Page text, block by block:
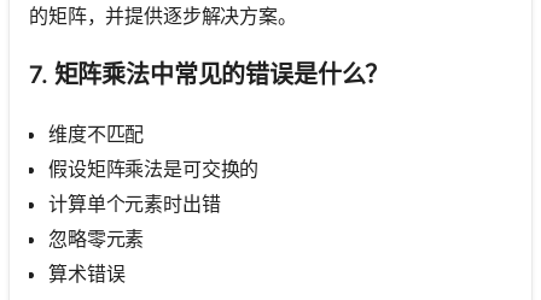
的矩阵，并提供逐步解决方案。
7. 矩阵乘法中常见的错误是什么？
维度不匹配
假设矩阵乘法是可交换的
计算单个元素时出错
忽略零元素
算术错误